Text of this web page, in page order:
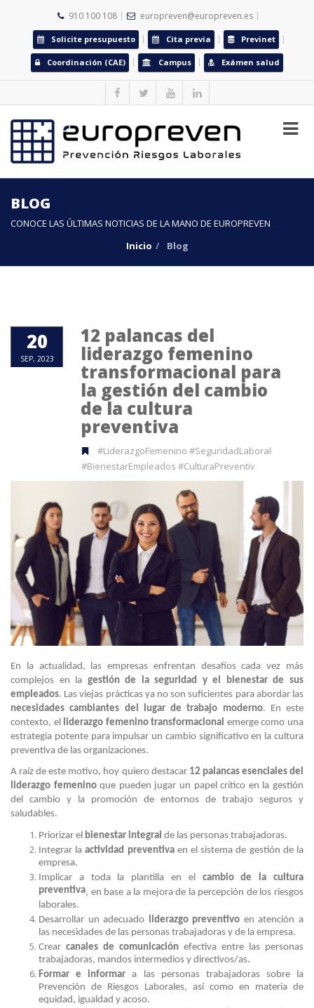
910 100 108 europreven@europreven.es
Solicite presupuesto Cita previa Previnet
Coordinación (CAE) Campus Exámen salud
BLOG
CONOCE LAS ÚLTIMAS NOTICIAS DE LA MANO DE EUROPREVEN
Inicio
Blog
20
SEP, 2023
12 palancas del
liderazgo femenino
transformacional para
la gestión del cambio
de la cultura
preventiva
#LiderazgoFemenino #SeguridadLaboral
#BienestarEmpleados #CulturaPreventiv
En la actualidad, las empresas enfrentan desafíos cada vez más
complejos en la gestión de la seguridad y el bienestar de sus
empleados. Las viejas prácticas ya no son suficientes para abordar las
necesidades cambiantes del lugar de trabajo moderno. En este
contexto, el liderazgo femenino transformacional emerge como una
estrategia potente para impulsar un cambio significativo en la cultura
preventiva de las organizaciones.
A raíz de este motivo, hoy quiero destacar 12 palancas esenciales del
liderazgo femeninoque pueden jugar un papel crítico en la gestión
del cambio y la promoción de entornos de trabajo seguros y
saludables.
Priorizar el bienestar integral de las personas trabajadoras.
Integrar la actividad preventiva en el sistema de gestión de la
empresa.
Implicar a toda la plantilla en el cambio de la cultura
preventiva, en base a la mejora de la percepción de los riesgos
laborales.
Desarrollar un adecuado liderazgo preventivo en atención a
las necesidades de las personas trabajadoras y de la empresa.
Crear canales de comunicación efectiva entre las personas
trabajadoras, mandos intermedios y directivos/as.
Formar e informar a las personas trabajadoras sobre la
Prevención de Riesgos Laborales, así como en materia de
equidad, igualdad y acoso.